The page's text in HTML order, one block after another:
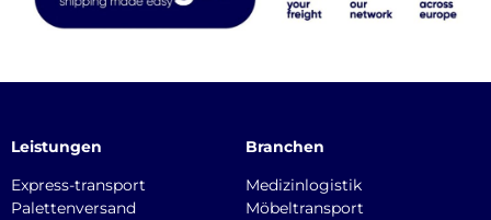
Leistungen
Express-transport
Palettenversand
Branchen
Medizinlogistik
Möbeltransport